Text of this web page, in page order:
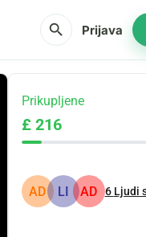
search Prijava
Prikupljene
£ 216
AD LI AD 6 Ljudi